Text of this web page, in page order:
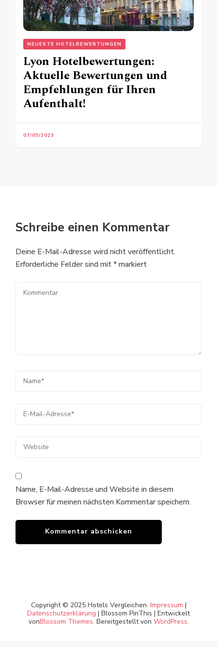
NEUESTE HOTELBEWERTUNGEN
Lyon Hotelbewertungen:
Aktuelle Bewertungen und
Empfehlungen für Ihren
Aufenthalt!
07/05/2023
Schreibe einen Kommentar
Deine E-Mail-Adresse wird nicht veröffentlicht.
Erforderliche Felder sind mit*markiert
Name, E-Mail-Adresse und Website in diesem
Browser für meinen nächsten Kommentar speichern.
Copyright © 2025 Hotels Vergleichen. Impressum |
Datenschutzerklärung | Blossom PinThis | Entwickelt
vonBlossom Themes. Bereitgestellt von WordPress.